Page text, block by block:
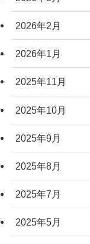
2026年2月
2026年1月
2025年11月
2025年10月
2025年9月
2025年8月
2025年7月
2025年5月